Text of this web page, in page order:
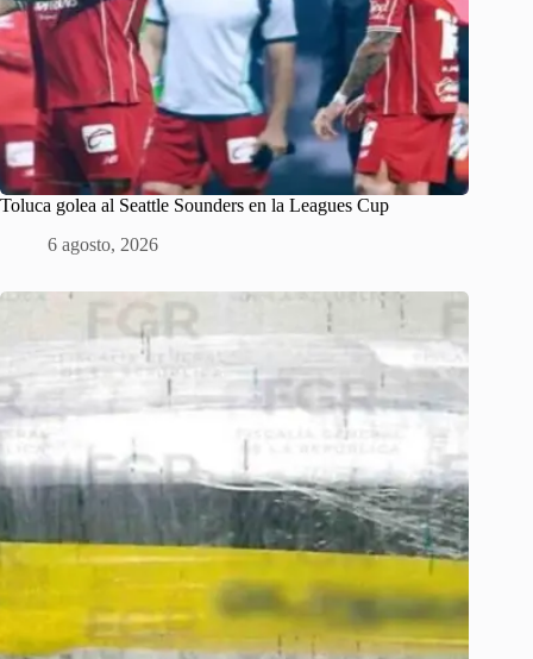
Toluca golea al Seattle Sounders en la Leagues Cup
6 agosto, 2026